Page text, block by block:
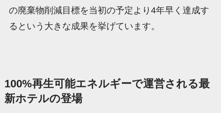
の廃棄物削減目標を当初の予定より4年早く達成す
るという大きな成果を挙げています。
100%再生可能エネルギーで運営される最
新ホテルの登場